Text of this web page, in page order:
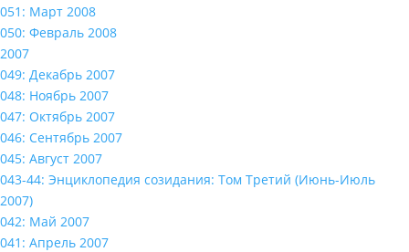
051: Март 2008
050: Февраль 2008
2007
049: Декабрь 2007
048: Ноябрь 2007
047: Октябрь 2007
046: Сентябрь 2007
045: Август 2007
043-44: Энциклопедия созидания: Том Третий (Июнь-Июль
2007)
042: Май 2007
041: Апрель 2007